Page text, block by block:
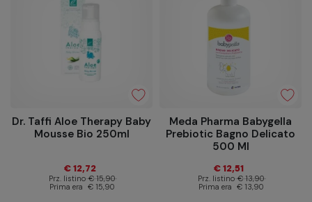
Dr. Taffi Aloe Therapy Baby
Mousse Bio 250ml
€ 12,72
Prz. listino € 15,90
Prima era € 15,90
Meda Pharma Babygella
Prebiotic Bagno Delicato
500 Ml
€ 12,51
Prz. listino € 13,90
Prima era € 13,90